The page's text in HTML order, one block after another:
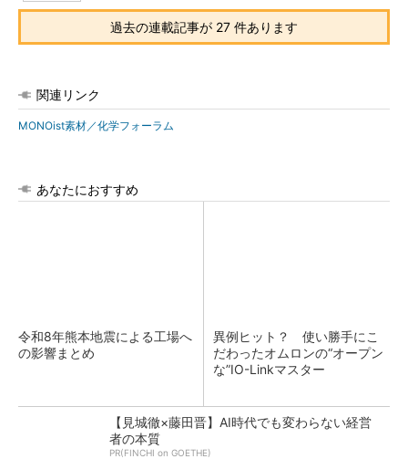
過去の連載記事が 27 件あります
関連リンク
MONOist素材／化学フォーラム
あなたにおすすめ
令和8年熊本地震による工場へ
の影響まとめ
異例ヒット？ 使い勝手にこ
だわったオムロンの“オープン
な”IO-Linkマスター
【見城徹×藤田晋】AI時代でも変わらない経営
者の本質
PR(FINCHI on GOETHE)